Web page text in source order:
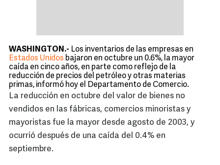
WASHINGTON.- Los inventarios de las empresas en
Estados Unidos bajaron en octubre un 0.6%, la mayor
caída en cinco años, en parte como reflejo de la
reducción de precios del petróleo y otras materias
primas, informó hoy el Departamento de Comercio.
La reducción en octubre del valor de bienes no
vendidos en las fábricas, comercios minoristas y
mayoristas fue la mayor desde agosto de 2003, y
ocurrió después de una caída del 0.4% en
septiembre.